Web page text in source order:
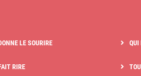
LE SOURIRE
RIRE
QUI